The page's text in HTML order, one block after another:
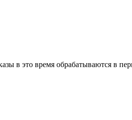
в это время обрабатываются в